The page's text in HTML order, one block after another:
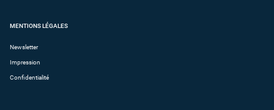
MENTIONS LÉGALES
Newsletter
Impression
Confidentialité